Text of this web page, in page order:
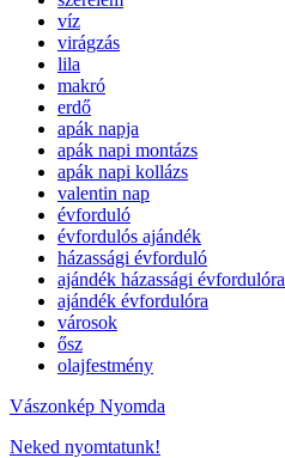
víz
virágzás
lila
makró
erdő
apák napja
apák napi montázs
apák napi kollázs
valentin nap
évforduló
évfordulós ajándék
házassági évforduló
ajándék házassági évfordulóra
ajándék évfordulóra
városok
ősz
olajfestmény
Vászonkép Nyomda
Neked nyomtatunk!